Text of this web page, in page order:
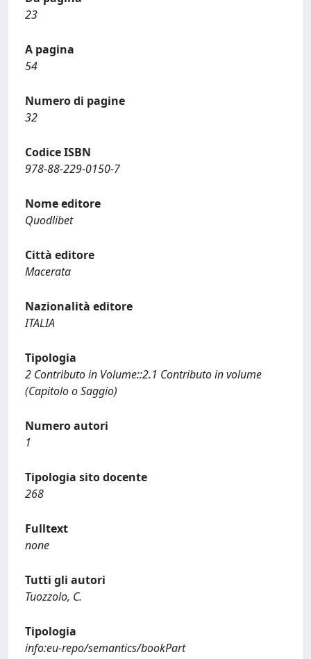
23
A pagina
54
Numero di pagine
32
Codice ISBN
978-88-229-0150-7
Nome editore
Quodlibet
Città editore
Macerata
Nazionalità editore
ITALIA
Tipologia
2 Contributo in Volume::2.1 Contributo in volume
(Capitolo o Saggio)
Numero autori
1
Tipologia sito docente
268
Fulltext
none
Tutti gli autori
Tuozzolo, C.
Tipologia
info:eu-repo/semantics/bookPart